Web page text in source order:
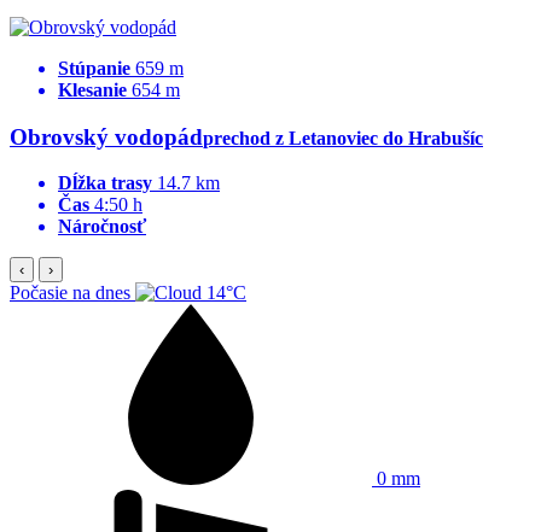
Stúpanie 659 m
Klesanie 654 m
Obrovský vodopádprechod z Letanoviec do Hrabušíc
Dĺžka trasy 14.7 km
Čas 4:50 h
Náročnosť
‹ ›
Počasie na dnes 14°C
0 mm